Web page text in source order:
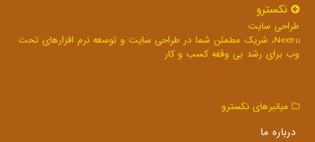
نكسترو
طراحی سایت
Nextru، شریک مطمئن شما در طراحی سایت و توسعه نرم افزارهای تحت
وب برای رشد بی وقفه کسب و کار
میانبرهای نكسترو
درباره ما